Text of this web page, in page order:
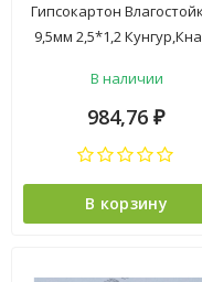
Гипсокартон
9,5мм 2,5*1,2
В наличии
984,76 ₽
В корзину